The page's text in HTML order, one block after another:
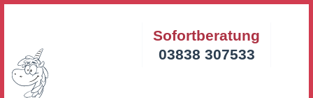
Sofortberatung
03838 307533